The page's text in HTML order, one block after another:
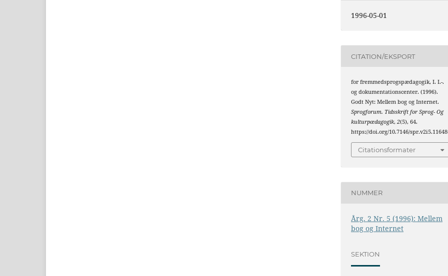
1996-05-01
CITATION/EKSPORT
for fremmedsprogspædagogik, I. I.-.
og dokumentationscenter. (1996).
Godt Nyt: Mellem bog og Internet.
Sprogforum. Tidsskrift for Sprog- Og
kulturpædagogik,2(5), 64.
https://doi.org/10.7146/
Citationsformater
NUMMER
Årg. 2 Nr. 5 (1996): Mellem
bog og Internet
SEKTION